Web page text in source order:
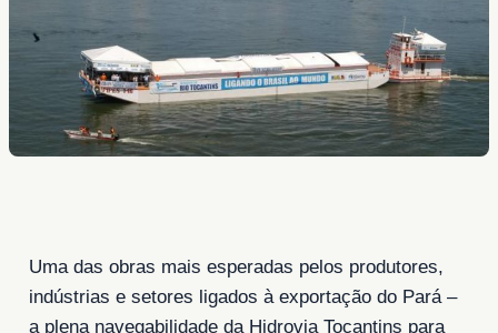
Uma das obras mais esperadas pelos produtores,
indústrias e setores ligados à exportação do Pará –
a plena navegabilidade da Hidrovia Tocantins para